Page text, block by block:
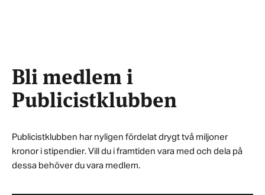
Bli medlem i
Publicistklubben
Publicistklubben har nyligen fördelat drygt två miljoner
kronor i stipendier. Vill du i framtiden vara med och dela på
dessa behöver du vara medlem.